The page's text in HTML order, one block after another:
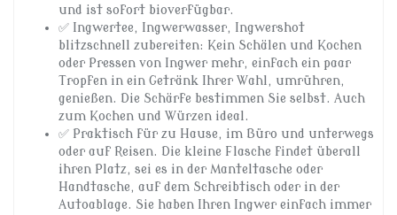
und ist sofort bioverfügbar.
✅ Ingwertee, Ingwerwasser, Ingwershot
blitzschnell zubereiten: Kein Schälen und Kochen
oder Pressen von Ingwer mehr, einfach ein paar
Tropfen in ein Getränk Ihrer Wahl, umrühren,
genießen. Die Schärfe bestimmen Sie selbst. Auch
zum Kochen und Würzen ideal.
✅ Praktisch für zu Hause, im Büro und unterwegs
oder auf Reisen. Die kleine Flasche findet überall
ihren Platz, sei es in der Manteltasche oder
Handtasche, auf dem Schreibtisch oder in der
Autoablage. Sie haben Ihren Ingwer einfach immer